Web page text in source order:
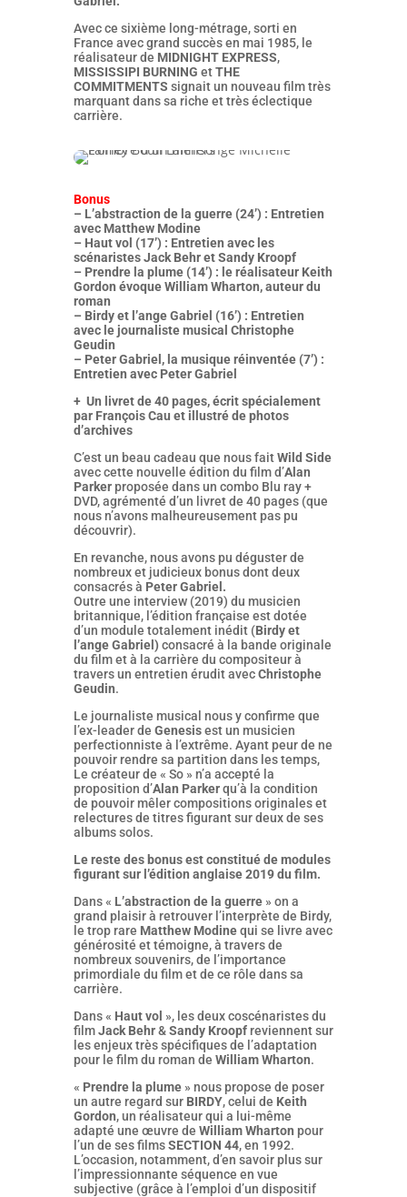
Avec ce sixième long-métrage, sorti en
France avec grand succès en mai 1985, le
réalisateur de MIDNIGHT EXPRESS,
MISSISSIPI BURNING etTHE
COMMITMENTS signait un nouveau film très
marquant dans sa riche et très éclectique
carrière.
Bonus
– L’abstraction de la guerre (24’) : Entretien
avec Matthew Modine
– Haut vol (17’) : Entretien avec les
scénaristes Jack Behr et Sandy Kroopf
– Prendre la plume (14’) : le réalisateur Keith
Gordon évoque William Wharton, auteur du
roman
– Birdy et l’ange Gabriel (16’) : Entretien
avec le journaliste musical Christophe
Geudin
– Peter Gabriel, la musique réinventée (7’) :
Entretien avec Peter Gabriel
+ Un livret de 40 pages, écrit spécialement
par François Cau et illustré de photos
d’archives
C’est un beau cadeau que nous faitWild Side
avec cette nouvelle édition du film d’Alan
Parkerproposée dans un combo Blu ray +
DVD, agrémenté d’un livret de 40 pages (que
nous n’avons malheureusement pas pu
découvrir).
En revanche, nous avons pu déguster de
nombreux et judicieux bonus dont deux
consacrés à Peter Gabriel.
Outre une interview (2019) du musicien
britannique, l’édition française est dotée
d’un module totalement inédit (Birdy et
l’ange Gabriel) consacré à la bande originale
du film et à la carrière du compositeur à
travers un entretien érudit avecChristophe
Geudin.
Le journaliste musical nous y confirme que
l’ex-leader de Genesisest un musicien
perfectionniste à l’extrême. Ayant peur de ne
pouvoir rendre sa partition dans les temps,
Le créateur de « So » n’a accepté la
proposition d’Alan Parkerqu’à la condition
de pouvoir mêler compositions originales et
relectures de titres figurant sur deux de ses
albums solos.
Le reste des bonus est constitué de modules
figurant sur l’édition anglaise 2019 du film.
Dans « L’abstraction de la guerre» on a
grand plaisir à retrouver l’interprète de Birdy,
le trop rare Matthew Modinequi se livre avec
générosité et témoigne, à travers de
nombreux souvenirs, de l’importance
primordiale du film et de ce rôle dans sa
carrière.
Dans « Haut vol », les deux coscénaristes du
filmJack Behr&Sandy Kroopfreviennent sur
les enjeux très spécifiques de l’adaptation
pour le film du roman de William Wharton.
« Prendre la plume» nous propose de poser
un autre regard sur BIRDY, celui de Keith
Gordon, un réalisateur qui a lui-même
adapté une œuvre de William Wharton pour
l’un de ses filmsSECTION 44, en 1992.
L’occasion, notamment, d’en savoir plus sur
l’impressionnante séquence en vue
subjective (grâce à l’emploi d’un dispositif